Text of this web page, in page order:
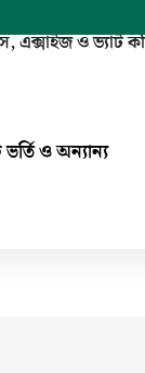
এক্সাইজ ও ভ্যাট
ভর্তি ও অন্যান্য